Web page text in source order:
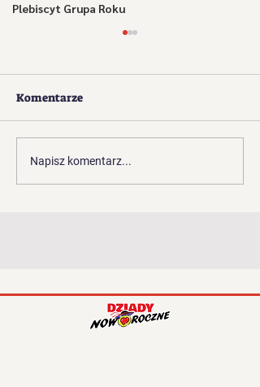
Plebiscyt Grupa Roku
Żyd i Żydówka
Komentarze
Napisz komentarz...